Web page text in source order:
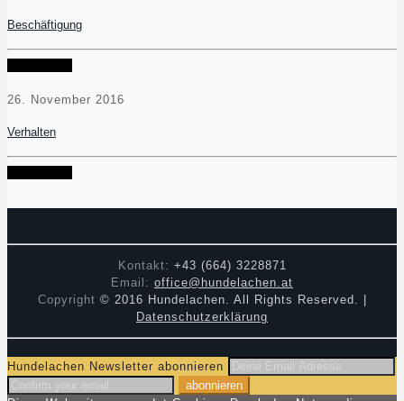
Beschäftigung
26. November 2016
Verhalten
Kontakt: +43 (664) 3228871
Email: office@hundelachen.at
Copyright © 2016 Hundelachen. All Rights Reserved. |
Datenschutzerklärung
Hundelachen Newsletter abonnieren